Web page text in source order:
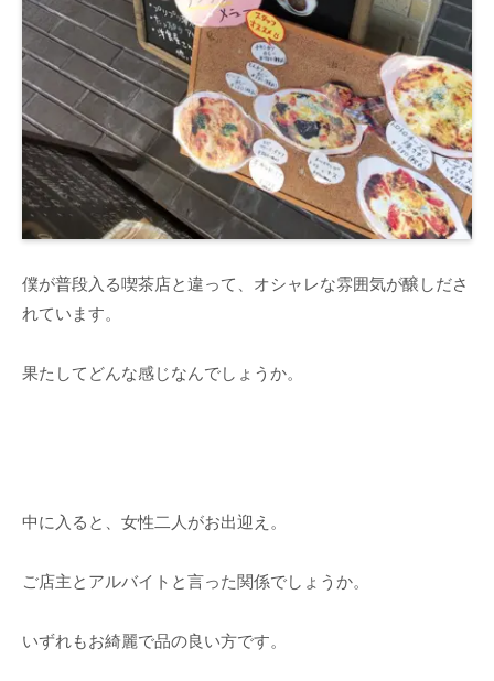
僕が普段入る喫茶店と違って、オシャレな雰囲気が醸しださ
れています。
果たしてどんな感じなんでしょうか。
中に入ると、女性二人がお出迎え。
ご店主とアルバイトと言った関係でしょうか。
いずれもお綺麗で品の良い方です。